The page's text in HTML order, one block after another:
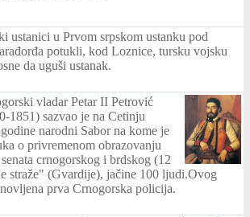
ustanici u Prvom srpskom ustanku pod
potukli, kod Loznice, tursku vojsku
da uguši ustanak.
vladar Petar II Petrović
1851) sazvao je na Cetinju
narodni Sabor na kome je
o privremenom obrazovanju
crnogorskog i brdskog (12
straže" (Gvardije), jačine 100 ljudi.Ovog
prva Crnogorska policija.